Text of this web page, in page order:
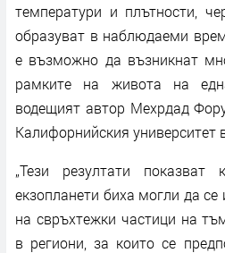
температури и плътности,
образуват в наблюдаеми
е възможно да възникнат
рамките на живота на
водещият автор Мехрдад
Калифорнийския университет
„Тези резултати показват
екзопланети биха могли да се
на свръхтежки частици на
в региони, за които се